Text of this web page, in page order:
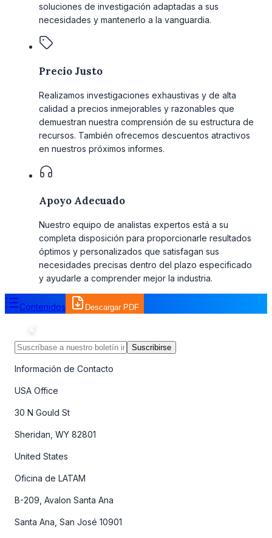
soluciones de investigación adaptadas a sus
necesidades y mantenerlo a la vanguardia.
Precio Justo
Realizamos investigaciones exhaustivas y de alta
calidad a precios inmejorables y razonables que
demuestran nuestra comprensión de su estructura de
recursos. También ofrecemos descuentos atractivos
en nuestros próximos informes.
Apoyo Adecuado
Nuestro equipo de analistas expertos está a su
completa disposición para proporcionarle resultados
óptimos y personalizados que satisfagan sus
necesidades precisas dentro del plazo especificado
y ayudarle a comprender mejor la industria.
Contenidos Descargar PDF
Suscribirse
Información de Contacto
USA Office
30 N Gould St
Sheridan, WY 82801
United States
Oficina de LATAM
B-209, Avalon Santa Ana
Santa Ana, San José 10901